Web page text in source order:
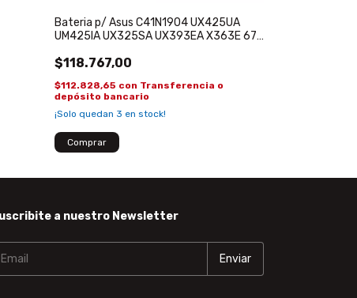
Bateria p/ Asus C41N1904 UX425UA
UM425IA UX325SA UX393EA X363E 67
$118.767,00
$112.828,65 con Transferencia o
depósito bancario
¡Solo quedan 3 en stock!
a nuestro Newsletter